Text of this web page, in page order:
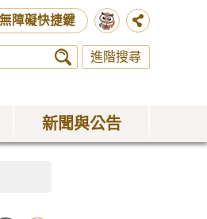
無障礙快捷鍵
進階搜尋
新聞與公告